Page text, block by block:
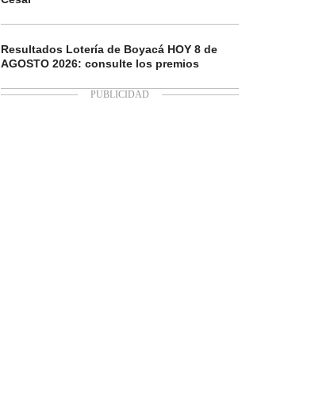
Resultados Lotería de Boyacá HOY 8 de
AGOSTO 2026: consulte los premios